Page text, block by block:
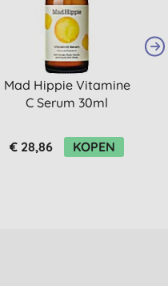
Mad Hippie Vitamine
C Serum 30ml
€ 28,86 KOPEN